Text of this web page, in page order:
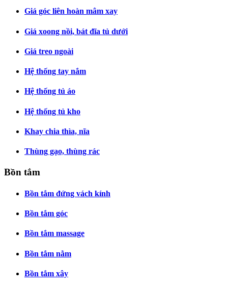
Giá góc liên hoàn mâm xay
Giá xoong nồi, bát đĩa tủ dưới
Giá treo ngoài
Hệ thống tay nắm
Hệ thống tủ áo
Hệ thống tủ kho
Khay chia thìa, nĩa
Thùng gạo, thùng rác
Bồn tắm
Bồn tắm đứng vách kính
Bồn tắm góc
Bồn tắm massage
Bồn tắm nằm
Bồn tắm xây